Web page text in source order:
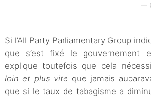
Si l’All Party Parliamentary Group
que s’est fixé le gouvernement
explique toutefois que cela
loin et plus vite que jamais
que si le taux de tabagisme a